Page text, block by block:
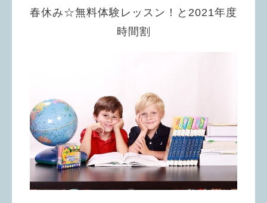
春休み☆無料体験レッスン！と2021年度
時間割